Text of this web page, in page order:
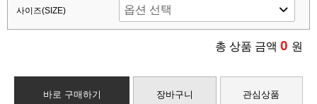
사이즈(SIZE)
총 상품 금액 0 원
바로 구매하기 장바구니 관심상품